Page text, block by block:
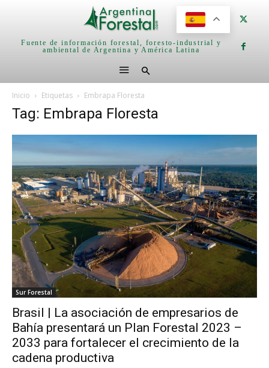
Fuente de información forestal, foresto-industrial y
ambiental de Argentina y América Latina
Inicio Etiquetas Embrapa Floresta
Tag: Embrapa Floresta
Sur Forestal
Brasil | La asociación de empresarios de
Bahía presentará un Plan Forestal 2023 –
2033 para fortalecer el crecimiento de la
cadena productiva